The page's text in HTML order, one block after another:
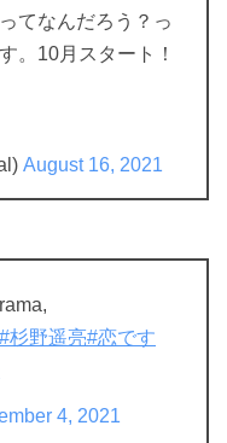
てなんだろう？っ
。10月スタート！
August 16, 2021
#杉野遥亮#恋です
4, 2021